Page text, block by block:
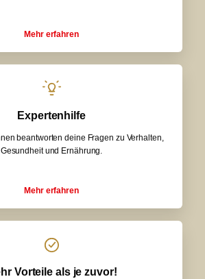
Mehr erfahren
Expertenhilfe
beantworten deine Fragen zu Verhalten,
Gesundheit und Ernährung.
Mehr erfahren
Vorteile als je zuvor!